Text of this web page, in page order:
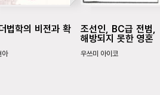
법학의 비전과 확
아
조선인, BC급 전범,
해방되지 못한 영혼
우쓰미 아이코